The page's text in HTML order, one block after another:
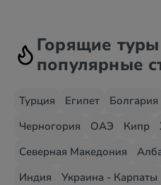
Горящие
популярные
Турция Египет Болгария
Черногория
ОАЭ Кипр
Северная Македония
Индия
Украина - Карпаты